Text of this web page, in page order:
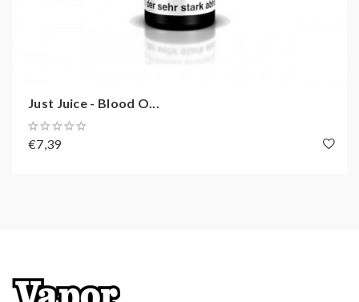
Just Juice - Blood O...
€7,39